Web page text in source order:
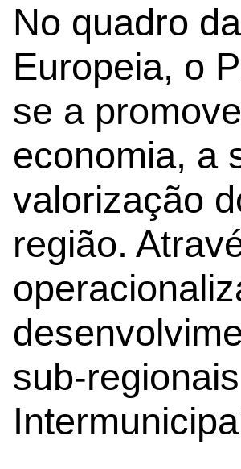
No quadro
Europeia, o
se a
economia, a
valorização
região.
sub-